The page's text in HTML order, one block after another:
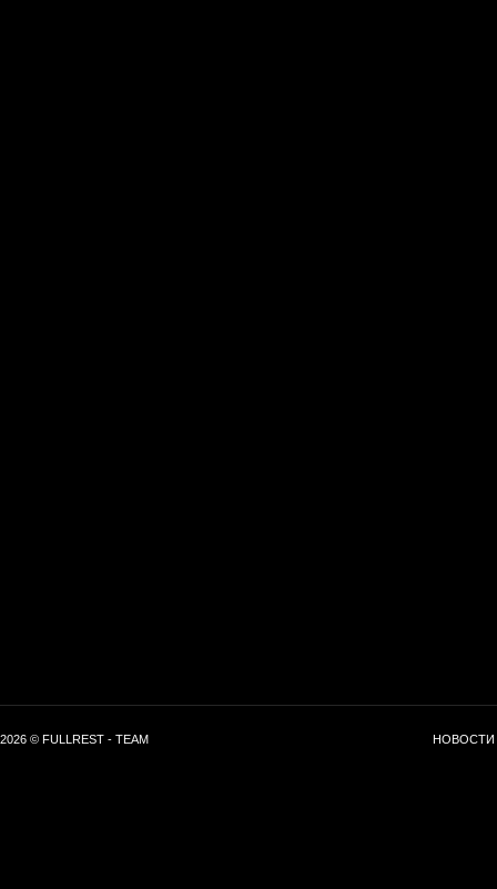
2026 © FULLREST - TEAM НОВОСТИ